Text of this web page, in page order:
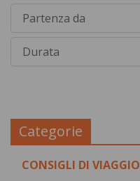
Categorie
CONSIGLI DI VIAGGIO